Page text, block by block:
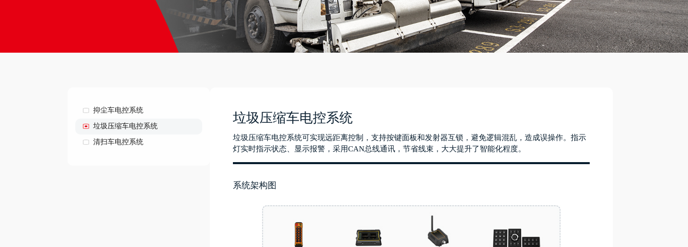
抑尘车电控系统
垃圾压缩车电控系统
清扫车电控系统
垃圾压缩车电控系统
垃圾压缩车电控系统可实现远距离控制，支持按键面板和发射器互锁，避免逻辑混乱，造成误操作。指示
灯实时指示状态、显示报警，采用CAN总线通讯，节省线束，大大提升了智能化程度。
系统架构图